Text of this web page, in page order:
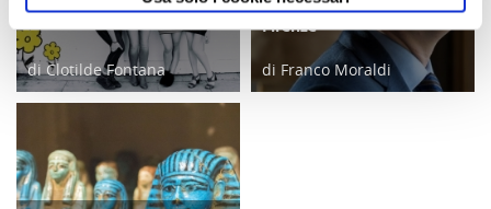
femminile
di Clotilde Fontana
28/02/23
il Direttore degli Uffizi di
Firenze
di Franco Moraldi